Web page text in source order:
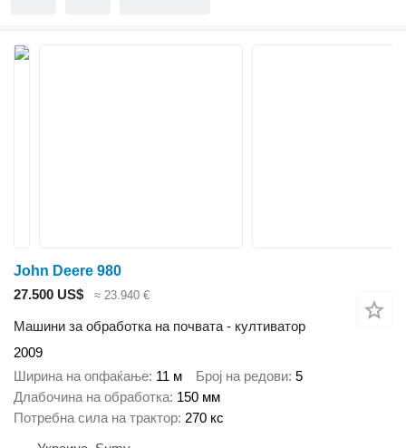
John Deere 980
27.500 US$
≈ 23.940 €
Машини за обработка на почвата - култиватор
2009
Ширина на опфаќање 11 м Број на редови 5
Длабочина на обработка 150 мм
Потребна сила на трактор 270 кс